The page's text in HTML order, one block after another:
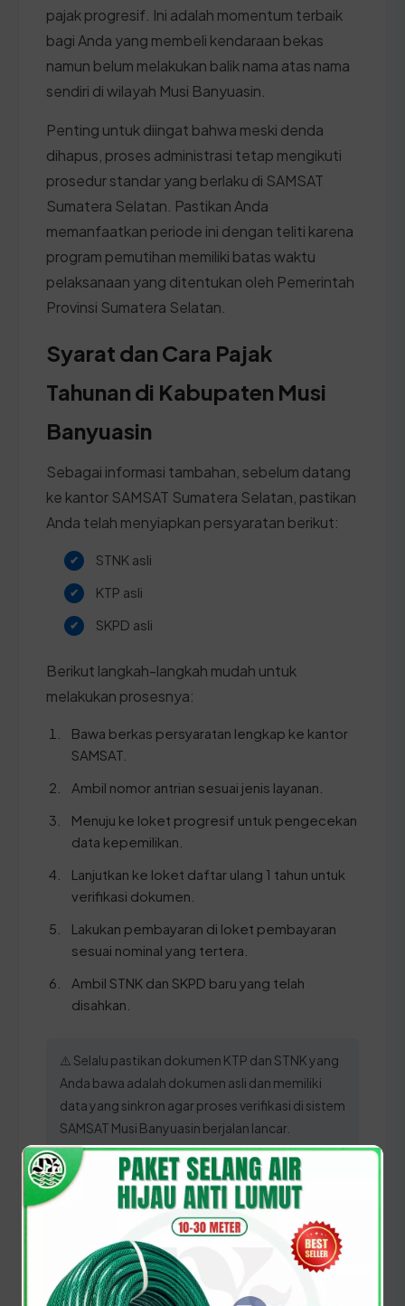
pajak progresif. Ini adalah momentum terbaik
bagi Anda yang membeli kendaraan bekas
namun belum melakukan balik nama atas nama
sendiri di wilayah Musi Banyuasin.
Penting untuk diingat bahwa meski denda
dihapus, proses administrasi tetap mengikuti
prosedur standar yang berlaku di SAMSAT
Sumatera Selatan. Pastikan Anda
memanfaatkan periode ini dengan teliti karena
program pemutihan memiliki batas waktu
pelaksanaan yang ditentukan oleh Pemerintah
Provinsi Sumatera Selatan.
Syarat dan Cara Pajak
Tahunan di Kabupaten Musi
Banyuasin
Sebagai informasi tambahan, sebelum datang
ke kantor SAMSAT Sumatera Selatan, pastikan
Anda telah menyiapkan persyaratan berikut:
STNK asli
KTP asli
SKPD asli
Berikut langkah-langkah mudah untuk
melakukan prosesnya:
Bawa berkas persyaratan lengkap ke kantor
SAMSAT.
Ambil nomor antrian sesuai jenis layanan.
Menuju ke loket progresif untuk pengecekan
data kepemilikan.
Lanjutkan ke loket daftar ulang 1 tahun untuk
verifikasi dokumen.
Lakukan pembayaran di loket pembayaran
sesuai nominal yang tertera.
Ambil STNK dan SKPD baru yang telah
disahkan.
⚠️ Selalu pastikan dokumen KTP dan STNK yang
Anda bawa adalah dokumen asli dan memiliki
data yang sinkron agar proses verifikasi di sistem
SAMSAT Musi Banyuasin berjalan lancar.
Panduan Pajak 5 Tahunan
(Ganti Plat) di Sumatera
Selatan